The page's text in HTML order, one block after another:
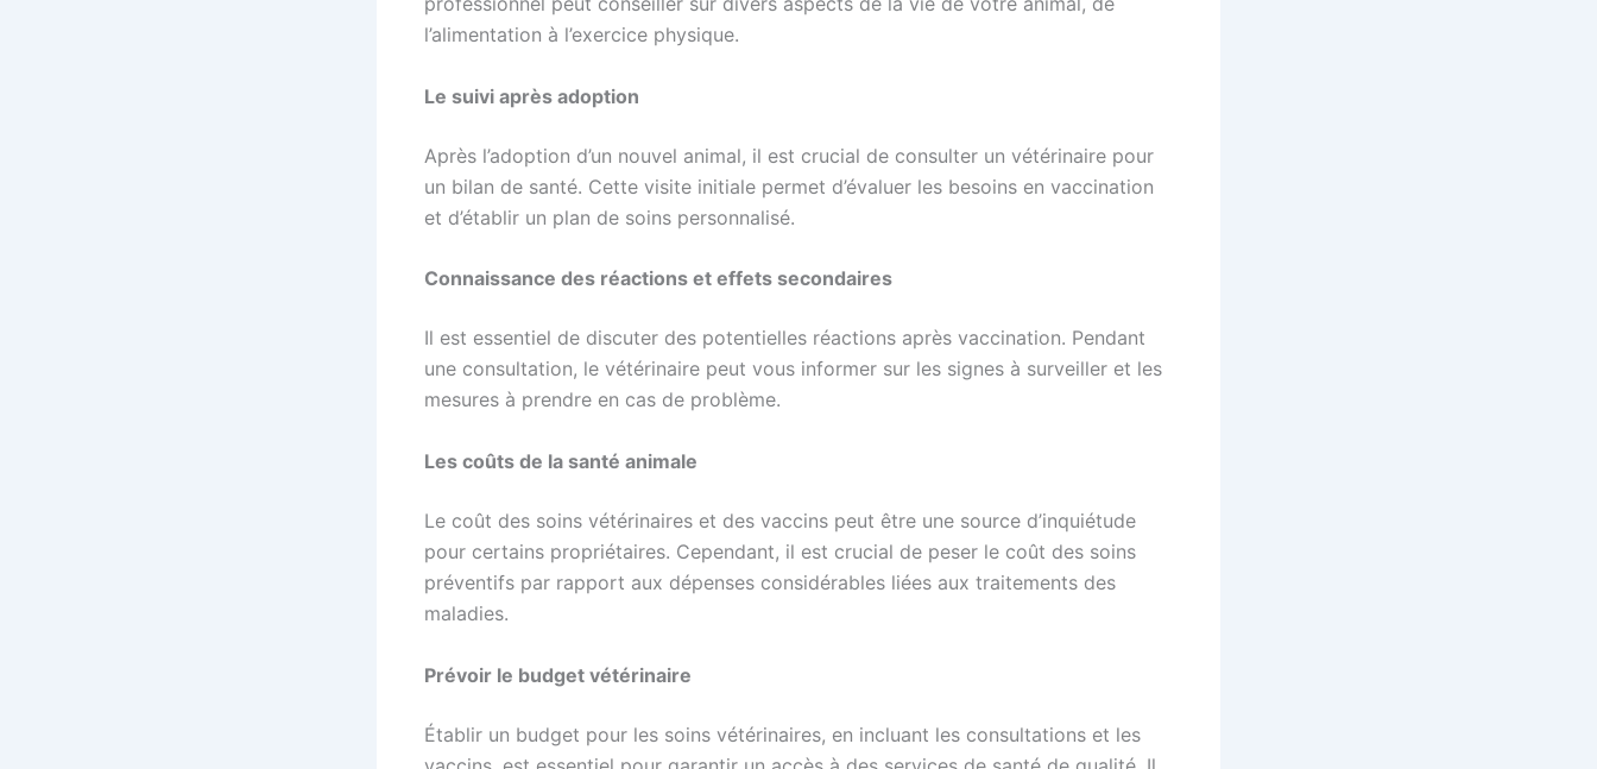
l’alimentation à l’exercice physique.
Le suivi après adoption
Après l’adoption d’un nouvel animal, il est crucial de consulter un vétérinaire pour
un bilan de santé. Cette visite initiale permet d’évaluer les besoins en vaccination
et d’établir un plan de soins personnalisé.
Connaissance des réactions et effets secondaires
Il est essentiel de discuter des potentielles réactions après vaccination. Pendant
une consultation, le vétérinaire peut vous informer sur les signes à surveiller et les
mesures à prendre en cas de problème.
Les coûts de la santé animale
Le coût des soins vétérinaires et des vaccins peut être une source d’inquiétude
pour certains propriétaires. Cependant, il est crucial de peser le coût des soins
préventifs par rapport aux dépenses considérables liées aux traitements des
maladies.
Prévoir le budget vétérinaire
Établir un budget pour les soins vétérinaires, en incluant les consultations et les